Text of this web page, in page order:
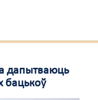
дапытваюць
бацькоў